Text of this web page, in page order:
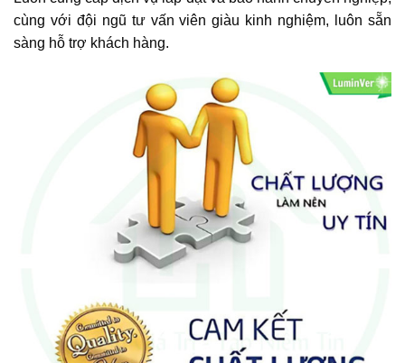
cùng với đội ngũ tư vấn viên giàu kinh nghiệm, luôn sẵn
sàng hỗ trợ khách hàng.